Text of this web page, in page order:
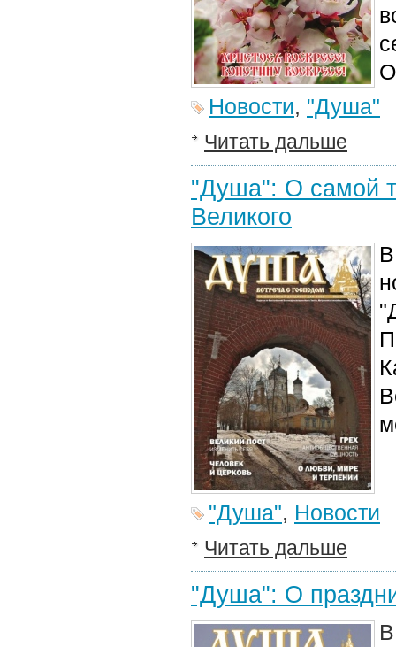
Новости, "Душа"
Читать дальше
"Душа": О самой
Великого
"Душа", Новости
Читать дальше
"Душа": О